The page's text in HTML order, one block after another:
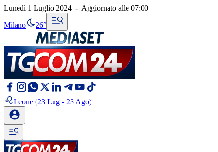
Lunedì 1 Luglio 2024 - Aggiornato alle 07:00
Milano 26°
Leone (23 Lug - 23 Ago)